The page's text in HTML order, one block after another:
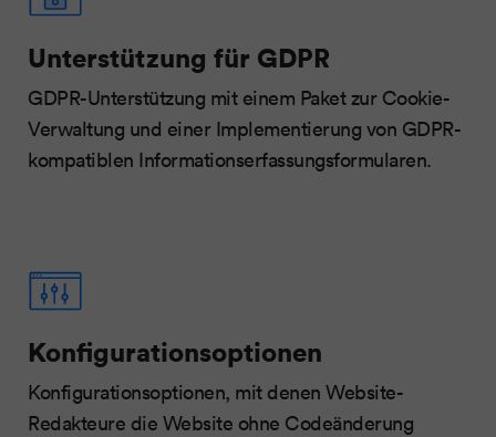
Unterstützung für GDPR
GDPR-Unterstützung mit einem Paket zur Cookie-
Verwaltung und einer Implementierung von GDPR-
kompatiblen Informationserfassungsformularen.
Konfigurationsoptionen
Konfigurationsoptionen, mit denen Website-
Redakteure die Website ohne Codeänderung